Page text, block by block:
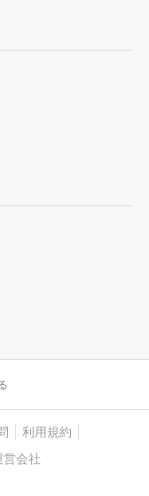
利用規約
営会社